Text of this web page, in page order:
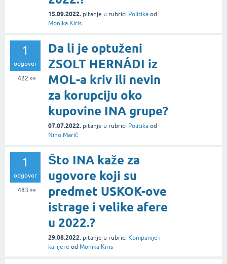
15.09.2022. pitanje u rubrici Politika od
Monika Kiris
1
odgovor
422 👀
Da li je optuženi
ZSOLT HERNÁDI iz
MOL-a kriv ili nevin
za korupciju oko
kupovine INA grupe?
07.07.2022. pitanje u rubrici Politika od
Nino Marić
1
odgovor
483 👀
Što INA kaže za
ugovore koji su
predmet USKOK-ove
istrage i velike afere
u 2022.?
29.08.2022. pitanje u rubrici Kompanije i
karijere od Monika Kiris